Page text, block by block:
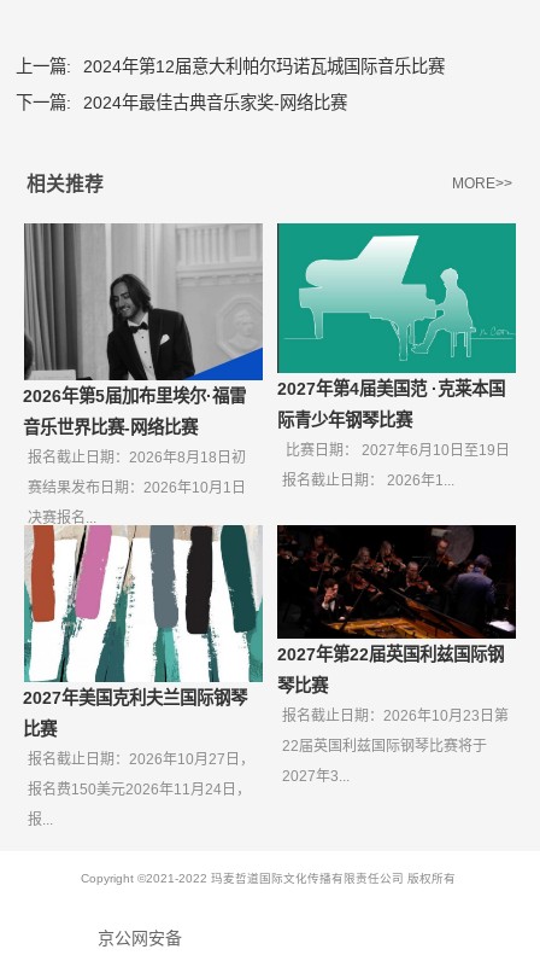
上一篇:
2024年第12届意大利帕尔玛诺瓦城国际音乐比赛
下一篇:
2024年最佳古典音乐家奖-网络比赛
相关推荐 MORE>>
2026年第5届加布里埃尔·福雷
音乐世界比赛-网络比赛
报名截止日期：2026年8月18日初
赛结果发布日期：2026年10月1日
决赛报名...
2027年第4届美国范 ·克莱本国
际青少年钢琴比赛
比赛日期： 2027年6月10日至19日
报名截止日期： 2026年1...
2027年美国克利夫兰国际钢琴
比赛
报名截止日期：2026年10月27日，
报名费150美元2026年11月24日，
报...
2027年第22届英国利兹国际钢
琴比赛
报名截止日期：2026年10月23日第
22届英国利兹国际钢琴比赛将于
2027年3...
Copyright ©2021-2022 玛麦哲道国际文化传播有限责任公司 版权所有
京公网安备